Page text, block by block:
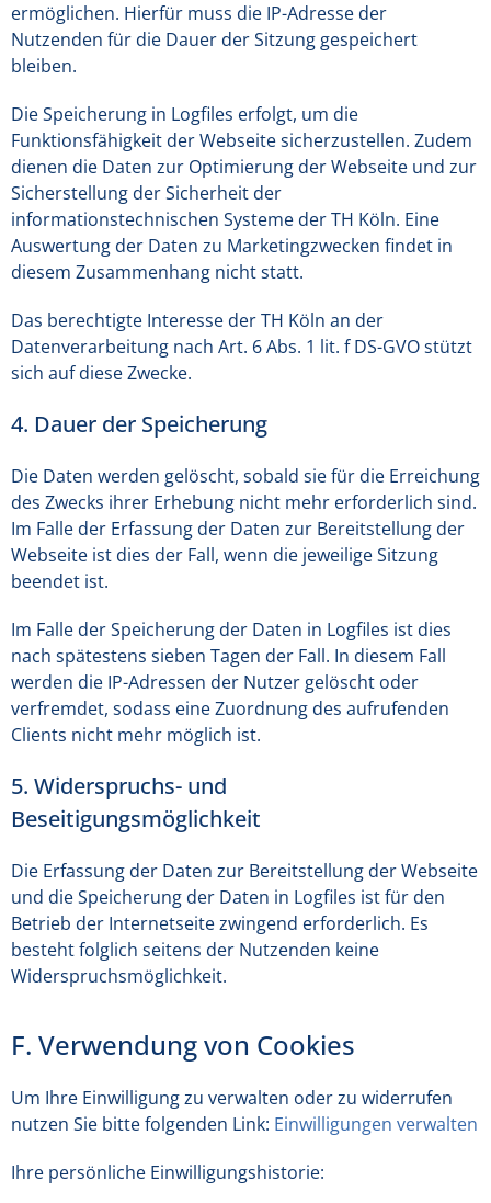
ermöglichen. Hierfür muss die IP-Adresse der
Nutzenden für die Dauer der Sitzung gespeichert
bleiben.
Die Speicherung in Logfiles erfolgt, um die
Funktionsfähigkeit der Webseite sicherzustellen. Zudem
dienen die Daten zur Optimierung der Webseite und zur
Sicherstellung der Sicherheit der
informationstechnischen Systeme der TH Köln. Eine
Auswertung der Daten zu Marketingzwecken findet in
diesem Zusammenhang nicht statt.
Das berechtigte Interesse der TH Köln an der
Datenverarbeitung nach Art. 6 Abs. 1 lit. f DS-GVO stützt
sich auf diese Zwecke.
4. Dauer der Speicherung
Die Daten werden gelöscht, sobald sie für die Erreichung
des Zwecks ihrer Erhebung nicht mehr erforderlich sind.
Im Falle der Erfassung der Daten zur Bereitstellung der
Webseite ist dies der Fall, wenn die jeweilige Sitzung
beendet ist.
Im Falle der Speicherung der Daten in Logfiles ist dies
nach spätestens sieben Tagen der Fall. In diesem Fall
werden die IP-Adressen der Nutzer gelöscht oder
verfremdet, sodass eine Zuordnung des aufrufenden
Clients nicht mehr möglich ist.
5. Widerspruchs- und
Beseitigungsmöglichkeit
Die Erfassung der Daten zur Bereitstellung der Webseite
und die Speicherung der Daten in Logfiles ist für den
Betrieb der Internetseite zwingend erforderlich. Es
besteht folglich seitens der Nutzenden keine
Widerspruchsmöglichkeit.
F. Verwendung von Cookies
Um Ihre Einwilligung zu verwalten oder zu widerrufen
nutzen Sie bitte folgenden Link: Einwilligungen verwalten
Ihre persönliche Einwilligungshistorie: